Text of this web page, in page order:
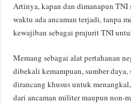
Artinya, kapan dan dimanapun TNI
waktu ada ancaman terjadi, tanpa
kewajiban sebagai prajurit TNI
Memang sebagai alat pertahanan
dibekali kemampuan, sumber daya,
dirancang khusus untuk
dari ancaman militer maupun non-